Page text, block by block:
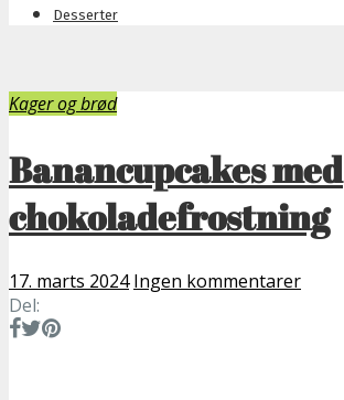
Desserter
Kager og brød
Banancupcakes med
chokoladefrostning
17. marts 2024 Ingen kommentarer
Del: